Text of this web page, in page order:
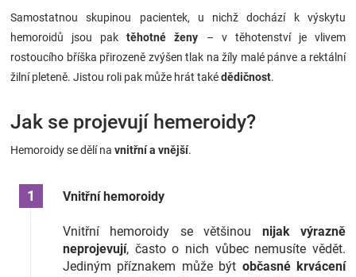
Samostatnou skupinou pacientek, u nichž dochází k výskytu
hemoroidů jsou paktěhotné ženy – v těhotenství je vlivem
rostoucího bříška přirozeně zvýšen tlak na žíly malé pánve a rektální
žilní pleteně. Jistou roli pak může hrát takédědičnost.
Jak se projevují hemeroidy?
Hemoroidy se dělí na vnitřní a vnější.
Vnitřní hemoroidy
Vnitřní hemoroidy se většinou nijak výrazně
neprojevují, často o nich vůbec nemusíte vědět.
Jediným příznakem může být občasné krvácení